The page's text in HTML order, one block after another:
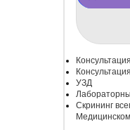
УЗД
Скрининг